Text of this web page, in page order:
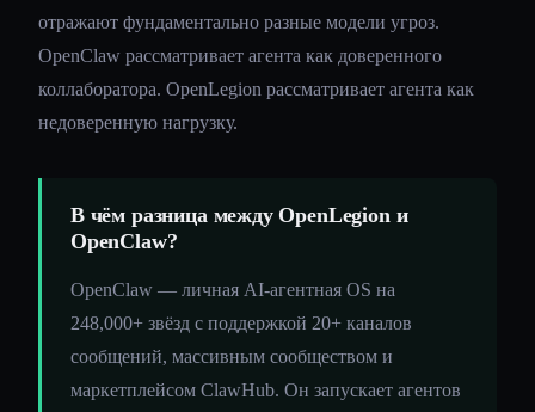
отражают фундаментально разные модели угроз.
OpenClaw рассматривает агента как доверенного
коллаборатора. OpenLegion рассматривает агента как
недоверенную нагрузку.
В чём разница между OpenLegion и
OpenClaw?
OpenClaw — личная AI-агентная OS на
248,000+ звёзд с поддержкой 20+ каналов
сообщений, массивным сообществом и
маркетплейсом ClawHub. Он запускает агентов